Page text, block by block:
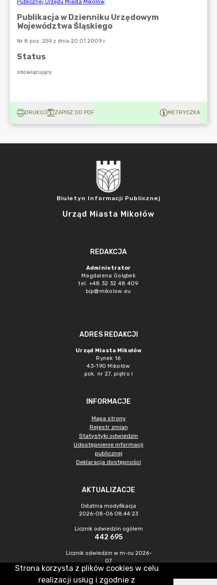
DRUKUJ ZAPISZ DO PDF METRYCZKA
Biuletyn Informacji Publicznej
Urząd Miasta Mikołów
REDAKCJA
Administrator
Magdalena Gołąbek
tel. +48 32 32 48 409
bip@mikolow.eu
ADRES REDAKCJI
Urząd Miasta Mikołów
Rynek 16
43-190 Mikołów
pok. nr 27, piętro I
INFORMACJE
Mapa strony
Rejestr zmian
Statystyki odwiedzin
Udostępnienie informacji
publicznej
Deklaracja dostępności
AKTUALIZACJE
Ostatnia modyfikacja
2026-08-06 08:44:23
Licznik odwiedzin ogółem
442 695
Licznik odwiedzin w m-cu 2026-
07
910
Strona korzysta z plików cookies w celu
realizacji usług i zgodnie z